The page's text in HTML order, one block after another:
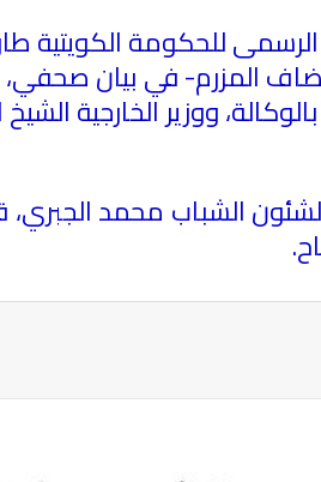
للحكومة الكويتية
المزرم- في بيان صحفي،
ووزير الخارجية
لشئون الشباب محمد
.